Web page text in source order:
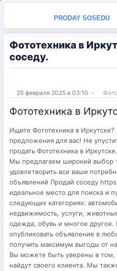
PRODAY SOSEDU
Фототехника в
соседу.
25 февраля 2025 в 03:10 -
Фототехника в
Ищите Фототехника в Иркутске?
предложения для вас! Не
продать Фототехника в
Мы предлагаем широкий выбор
удовлетворить все ваши
объявлений Продай соседу
идеальное место для поиска и
следующих категориях:
недвижимость, услуги,
одежда, обувь и многое
опубликовать объявление в
получить максимум выгоды от
Вы можете быть уверены в том,
найдут своего клиента. Мы